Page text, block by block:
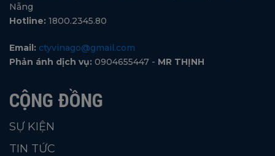
Nẵng
Hotline: 1800.2345.80
Email: ctyvinago@gmail.com
Phản ánh dịch vụ: 0904655447 - MR THỊNH
CỘNG ĐỒNG
SỰ KIỆN
TIN TỨC